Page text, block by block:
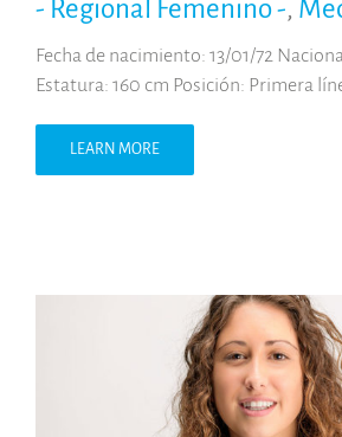
- Regional Femenino -,
Fecha de nacimiento: 13/01/72
Estatura: 160 cm Posición: Primera
LEARN MORE